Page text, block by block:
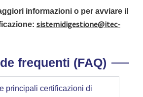
informazioni o per avviare il
sistemidigestione@itec-
frequenti (FAQ)
principali certificazioni di